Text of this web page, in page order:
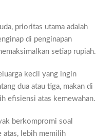
prioritas utama adalah
di penginapan
setiap rupiah.
kecil yang ingin
dua atau tiga, makan di
efisiensi atas kemewahan.
berkompromi soal
atas, lebih memilih